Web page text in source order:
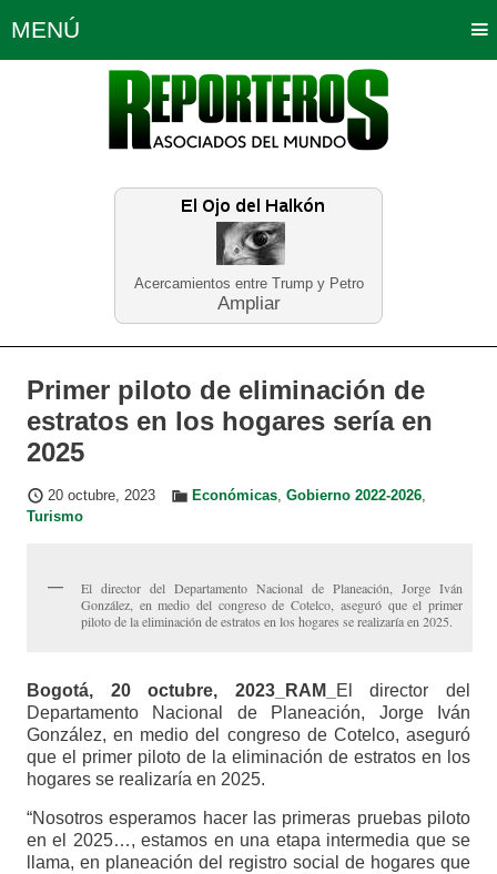
Acercamientos entre Trump y Petro
Ampliar
MENÚ
Política Opinión Bogotá
Planeta Tierra Deportes
Educación Neira
Primer piloto de eliminación de
estratos en los hogares sería en
2025
20 octubre, 2023 Económicas, Gobierno 2022-2026,
Turismo
El director del Departamento Nacional de Planeación, Jorge Iván
González, en medio del congreso de Cotelco, aseguró que el primer
piloto de la eliminación de estratos en los hogares se realizaría en 2025.
Bogotá, 20 octubre, 2023_RAM_
El director del
Departamento Nacional de Planeación, Jorge Iván
González, en medio del congreso de Cotelco, aseguró
que el primer piloto de la eliminación de estratos en los
hogares se realizaría en 2025.
“Nosotros esperamos hacer las primeras pruebas piloto
en el 2025…, estamos en una etapa intermedia que se
llama, en planeación del registro social de hogares que